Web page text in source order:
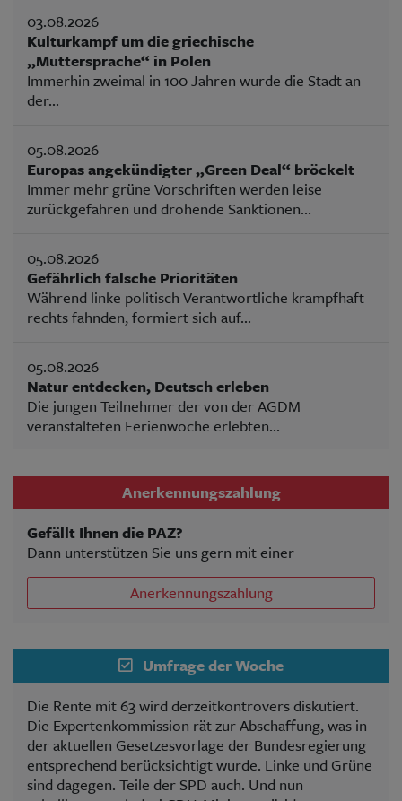
03.08.2026
Kulturkampf um die griechische
„Muttersprache“ in Polen
Immerhin zweimal in 100 Jahren wurde die Stadt an
der...
05.08.2026
Europas angekündigter „Green Deal“ bröckelt
Immer mehr grüne Vorschriften werden leise
zurückgefahren und drohende Sanktionen...
05.08.2026
Gefährlich falsche Prioritäten
Während linke politisch Verantwortliche krampfhaft
rechts fahnden, formiert sich auf...
05.08.2026
Natur entdecken, Deutsch erleben
Die jungen Teilnehmer der von der AGDM
veranstalteten Ferienwoche erlebten...
Anerkennungszahlung
Gefällt Ihnen die PAZ?
Dann unterstützen Sie uns gern mit einer
Anerkennungszahlung
Umfrage der Woche
Die Rente mit 63 wird derzeitkontrovers diskutiert.
Die Expertenkommission rät zur Abschaffung, was in
der aktuellen Gesetzesvorlage der Bundesregierung
entsprechend berücksichtigt wurde. Linke und Grüne
sind dagegen. Teile der SPD auch. Und nun